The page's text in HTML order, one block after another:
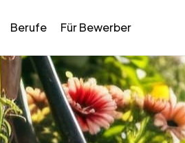
Berufe Für Bewerber